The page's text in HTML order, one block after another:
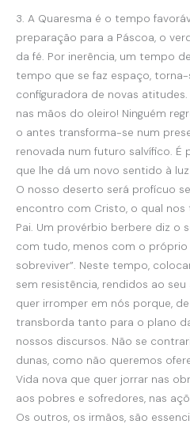
3. A Quaresma é o tempo
preparação para a Páscoa, o
da fé. Por inerência, um tempo
tempo que se faz espaço,
configuradora de novas
nas mãos do oleiro! Ninguém
o antes transforma-se num
renovada num futuro salvífico. É
que lhe dá um novo sentido à
O nosso deserto será profícuo
encontro com Cristo, o qual
Pai. Um provérbio berbere diz o
com tudo, menos com o próprio
sobreviver”. Neste tempo,
sem resistência, rendidos ao
quer irromper em nós porque,
transborda tanto para o plano
nossos discursos. Não se
dunas, como não queremos
Vida nova que quer jorrar nas
aos pobres e sofredores, nas
Os outros, os irmãos, são